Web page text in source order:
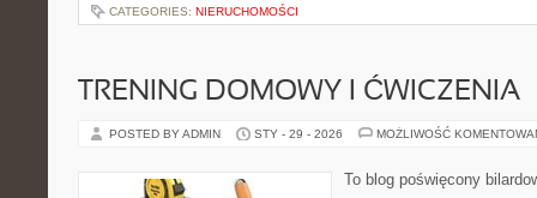
CATEGORIES: NIERUCHOMOŚCI
TRENING DOMOWY I ĆWICZENIA
POSTED BY ADMIN STY - 29 - 2026 MOŻLIWOŚĆ
To blog poświęcony